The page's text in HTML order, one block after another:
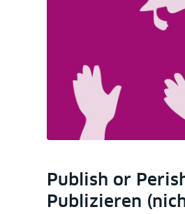
Publish or
Publizieren